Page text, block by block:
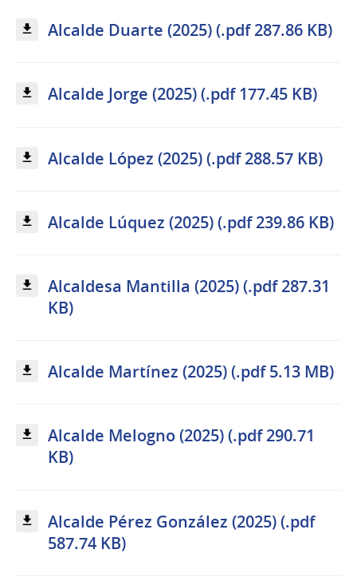
Alcalde Duarte (2025) (.pdf 287.86 KB)
Alcalde Jorge (2025) (.pdf 177.45 KB)
Alcalde López (2025) (.pdf 288.57 KB)
Alcalde Lúquez (2025) (.pdf 239.86 KB)
Alcaldesa Mantilla (2025) (.pdf 287.31
KB)
Alcalde Martínez (2025) (.pdf 5.13 MB)
Alcalde Melogno (2025) (.pdf 290.71
KB)
Alcalde Pérez González (2025) (.pdf
587.74 KB)